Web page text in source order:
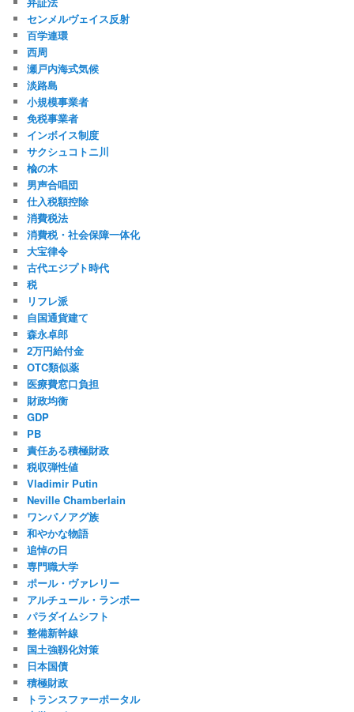
センメルヴェイス反射
百学連環
西周
瀬戸内海式気候
淡路島
小規模事業者
免税事業者
インボイス制度
サクシュコトニ川
楡の木
男声合唱団
仕入税額控除
消費税法
消費税・社会保障一体化
大宝律令
古代エジプト時代
税
リフレ派
自国通貨建て
森永卓郎
2万円給付金
OTC類似薬
医療費窓口負担
財政均衡
GDP
PB
責任ある積極財政
税収弾性値
Vladimir Putin
Neville Chamberlain
ワンパノアグ族
和やかな物語
追悼の日
専門職大学
ポール・ヴァレリー
アルチュール・ランボー
パラダイムシフト
整備新幹線
国土強靱化対策
日本国債
積極財政
トランスファーポータル